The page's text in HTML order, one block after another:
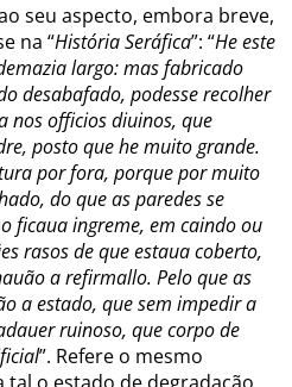
seu aspecto, embora breve,
na “História Seráfica”: “He este
largo: mas fabricado
desabafado, podesse recolher
nos officios diuinos, que
posto que he muito grande.
por fora, porque por muito
do que as paredes se
ficaua ingreme, em caindo ou
rasos de que estaua coberto,
a refirmallo. Pelo que as
a estado, que sem impedir a
ruinoso, que corpo de
”. Refere o mesmo